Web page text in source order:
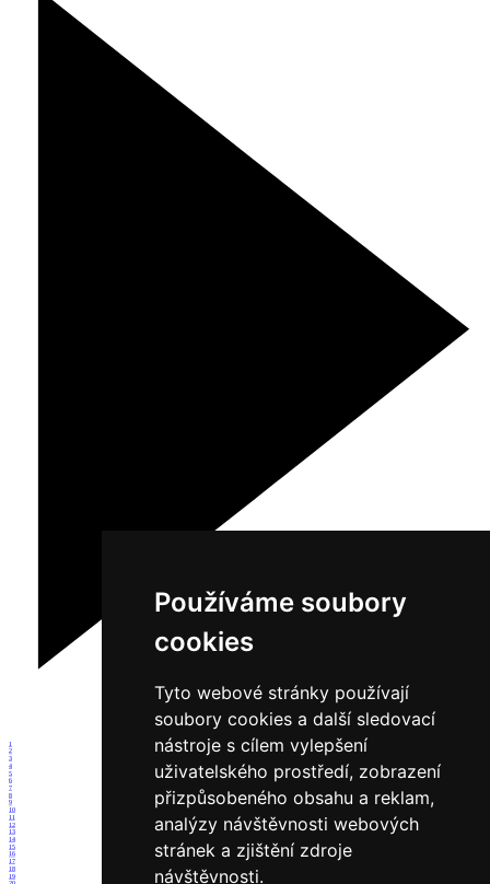
Používáme soubory
cookies
Tyto webové stránky používají
soubory cookies a další sledovací
nástroje s cílem vylepšení
uživatelského prostředí, zobrazení
přizpůsobeného obsahu a reklam,
analýzy návštěvnosti webových
stránek a zjištění zdroje
návštěvnosti.
1
2
3
4
5
6
7
8
9
10
11
12
13
14
15
16
17
18
19